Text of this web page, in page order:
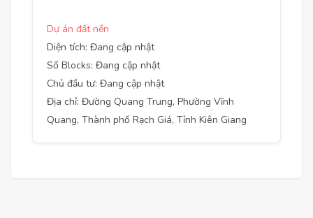
Dự án đất nền
Diện tích: Đang cập nhật
Số Blocks: Đang cập nhật
Chủ đầu tư: Đang cập nhật
Địa chỉ: Đường Quang Trung, Phường Vĩnh
Quang, Thành phố Rạch Giá, Tỉnh Kiên Giang